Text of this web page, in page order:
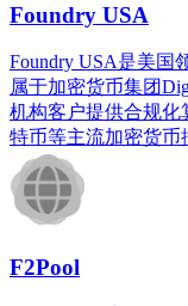
Foundry USA
Foundry USA是美国
属于加密货币集团
机构客户提供合规化
特币等主流加密货币
F2Pool